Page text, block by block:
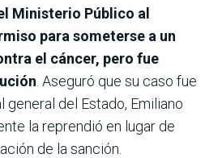
Ministerio Público al
para someterse a un
el cáncer, pero fue
. Aseguró que su caso fue
del Estado, Emiliano
la reprendió en lugar de
de la sanción.